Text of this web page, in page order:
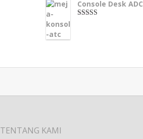
Console Desk ADC
TENTANG KAMI